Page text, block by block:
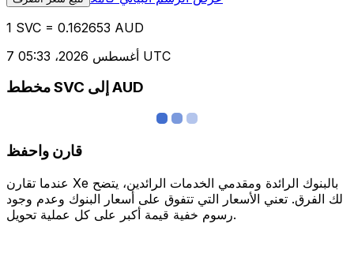
1 SVC = 0.162653 AUD
7 أغسطس 2026، 05:33 UTC
مخطط SVC إلى AUD
قارن واحفظ
عندما تقارن Xe بالبنوك الرائدة ومقدمي الخدمات الرائدين، يتضح
لك الفرق. تعني الأسعار التي تتفوق على أسعار البنوك وعدم وجود
رسوم خفية قيمة أكبر على كل عملية تحويل.